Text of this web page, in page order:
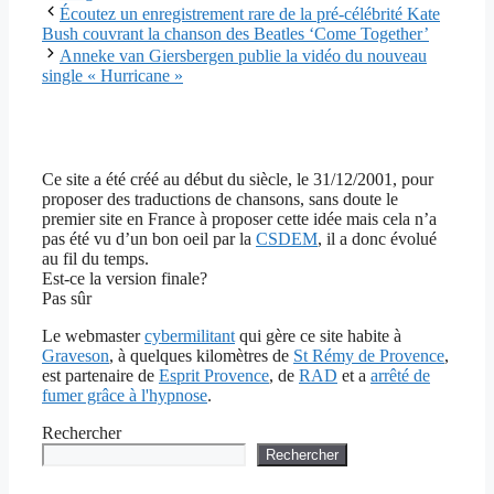
Écoutez un enregistrement rare de la pré-célébrité Kate
Bush couvrant la chanson des Beatles ‘Come Together’
Anneke van Giersbergen publie la vidéo du nouveau
single « Hurricane »
Ce site a été créé au début du siècle, le 31/12/2001, pour
proposer des traductions de chansons, sans doute le
premier site en France à proposer cette idée mais cela n’a
pas été vu d’un bon oeil par la CSDEM, il a donc évolué
au fil du temps.
Est-ce la version finale?
Pas sûr
Le webmastercybermilitant qui gère ce site habite à
Graveson, à quelques kilomètres de St Rémy de Provence,
est partenaire de Esprit Provence, de RAD et a arrêté de
fumer grâce à l'hypnose.
Rechercher
Rechercher